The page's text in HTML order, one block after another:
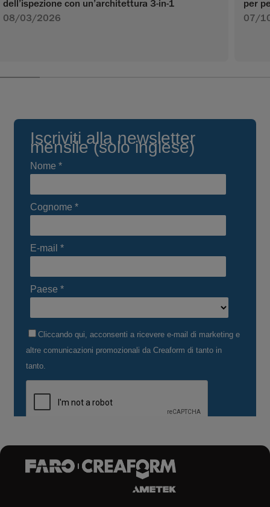
dell’ispezione con un’architettura 3-in-1
08/03/2026
per
07/